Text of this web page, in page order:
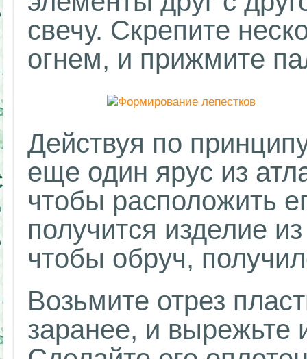
свечу. Скрепите
огнем, и прижмите
Действуя по
еще один ярус из
чтобы расположить
получится изделие
чтобы обруч,
Возьмите отрез
заранее, и вырежьте